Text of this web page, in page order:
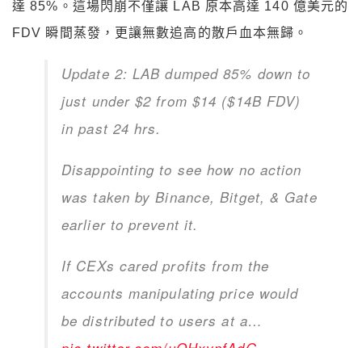
達 85%。這場閃崩不僅讓 LAB 原本高達 140 億美元的
FDV 瞬間蒸發，更讓無數追高的散戶血本無歸。
Update 2: LAB dumped 85% down to
just under $2 from $14 ($14B FDV)
in past 24 hrs.
Disappointing to see how no action
was taken by Binance, Bitget, & Gate
earlier to prevent it.
If CEXs cared profits from the
accounts manipulating price would
be distributed to users at a…